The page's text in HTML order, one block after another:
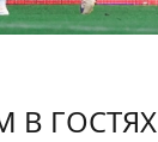
В ГОСТЯХ